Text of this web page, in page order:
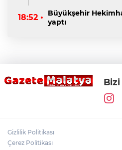
18:52 •
Büyükşehir
yaptı
Gizlilik Politikası
Çerez Politikası